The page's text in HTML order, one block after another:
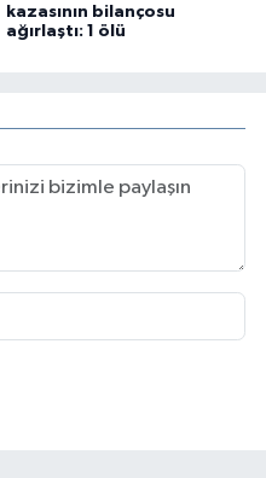
kazasının bilançosu
ağırlaştı: 1 ölü